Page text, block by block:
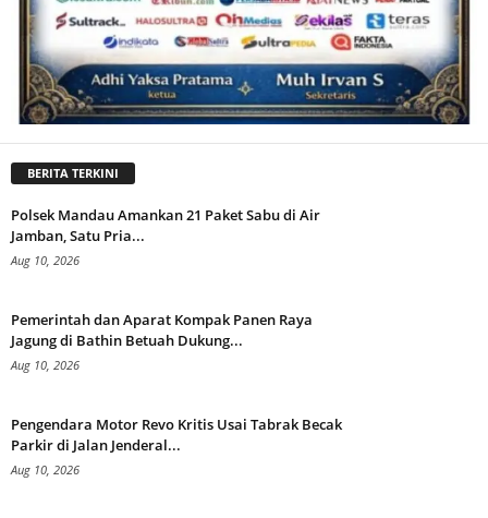
BERITA TERKINI
Polsek Mandau Amankan 21 Paket Sabu di Air
Jamban, Satu Pria...
Aug 10, 2026
Pemerintah dan Aparat Kompak Panen Raya
Jagung di Bathin Betuah Dukung...
Aug 10, 2026
Pengendara Motor Revo Kritis Usai Tabrak Becak
Parkir di Jalan Jenderal...
Aug 10, 2026